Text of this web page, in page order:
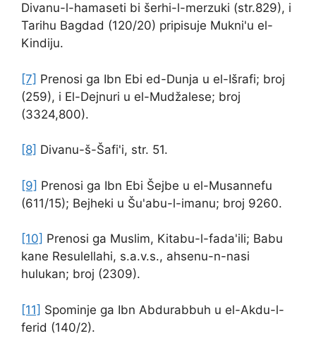
Divanu-l-hamaseti bi šerhi-l-merzuki (str.829), i
Tarihu Bagdad (120/20) pripisuje Mukni'u el-
Kindiju.
[7] Prenosi ga Ibn Ebi ed-Dunja u el-Išrafi; broj
(259), i El-Dejnuri u el-Mudžalese; broj
(3324,800).
[8] Divanu-š-Šafi'i, str. 51.
[9] Prenosi ga Ibn Ebi Šejbe u el-Musannefu
(611/15); Bejheki u Šu'abu-l-imanu; broj 9260.
[10] Prenosi ga Muslim, Kitabu-l-fada'ili; Babu
kane Resulellahi, s.a.v.s., ahsenu-n-nasi
hulukan; broj (2309).
[11] Spominje ga Ibn Abdurabbuh u el-Akdu-l-
ferid (140/2).